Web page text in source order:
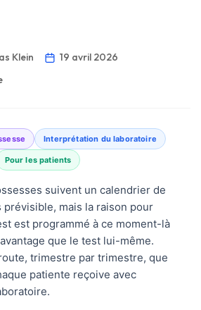
Klein
19 avril 2026
Interprétation du laboratoire
Pour les patients
suivent un calendrier de
mais la raison pour
est programmé à ce moment-là
que le test lui-même.
trimestre par trimestre, que
patiente reçoive avec